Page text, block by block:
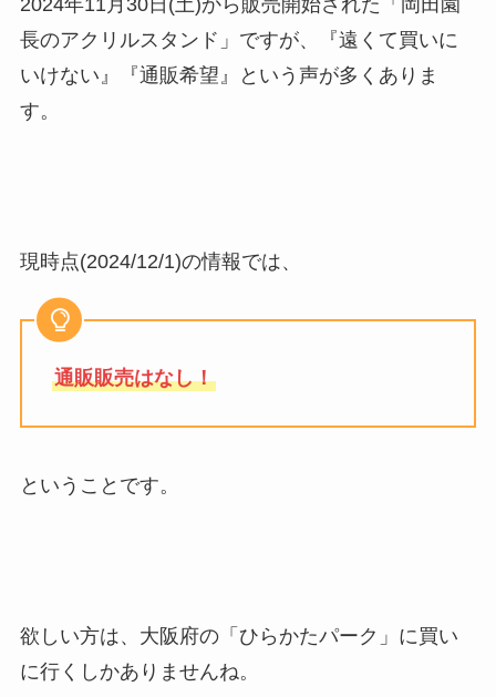
2024年11月30日(土)から販売開始された「岡田園
長のアクリルスタンド」ですが、『遠くて買いに
いけない』『通販希望』という声が多くありま
す。
現時点(2024/12/1)の情報では、
通販販売はなし！
ということです。
欲しい方は、大阪府の「ひらかたパーク」に買い
に行くしかありませんね。